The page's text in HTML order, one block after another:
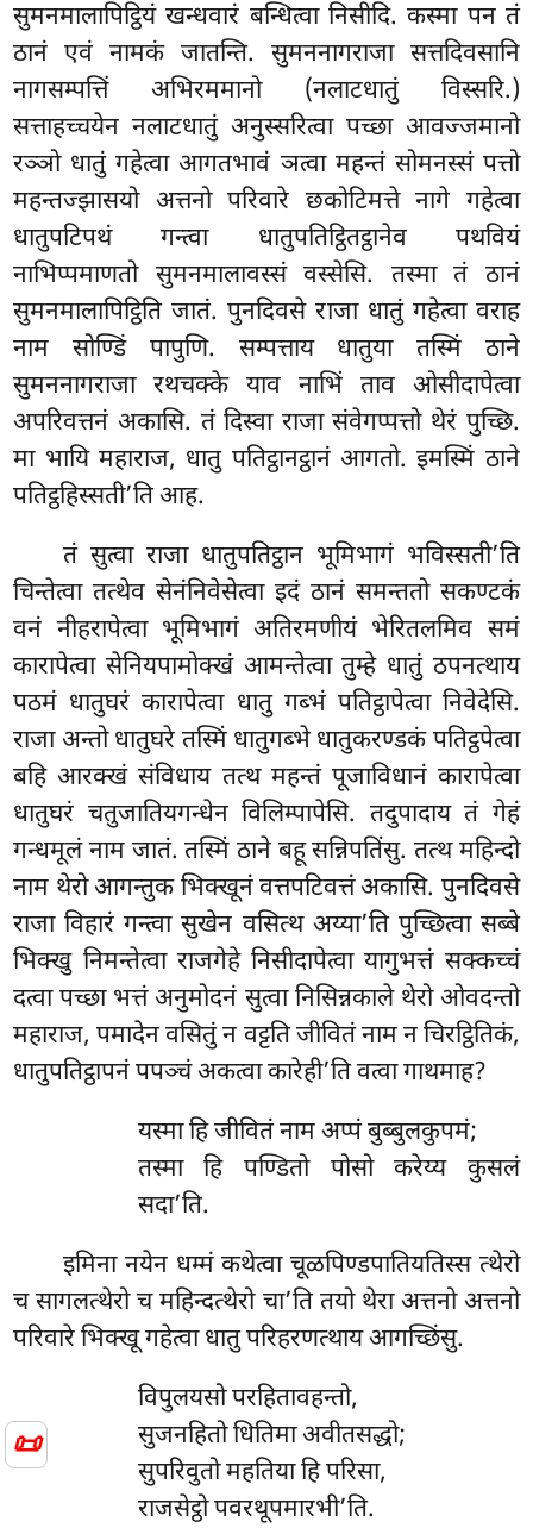
📜
सुमनमालापिट्ठियं खन्धवारं बन्धित्वा निसीदि. कस्मा पन तं
ठानं एवं नामकं जातन्ति. सुमननागराजा सत्तदिवसानि
नागसम्पत्तिं अभिरममानो (नलाटधातुं विस्सरि.)
सत्ताहच्चयेन नलाटधातुं अनुस्सरित्वा पच्छा आवज्जमानो
रञ्ञो धातुं गहेत्वा आगतभावं ञत्वा महन्तं सोमनस्सं पत्तो
महन्तज्झासयो अत्तनो परिवारे छकोटिमत्ते नागे गहेत्वा
धातुपटिपथं गन्त्वा धातुपतिट्ठितट्ठानेव पथवियं
नाभिप्पमाणतो सुमनमालावस्सं वस्सेसि. तस्मा तं ठानं
सुमनमालापिट्ठिति जातं. पुनदिवसे राजा धातुं गहेत्वा वराह
नाम सोण्डिं पापुणि. सम्पत्ताय धातुया तस्मिं ठाने
सुमननागराजा रथचक्के याव नाभिं ताव ओसीदापेत्वा
अपरिवत्तनं अकासि. तं दिस्वा राजा संवेगप्पत्तो थेरं पुच्छि.
मा भायि महाराज, धातु पतिट्ठानट्ठानं आगतो. इमस्मिं ठाने
पतिट्ठहिस्सती’ति आह.
तं सुत्वा राजा धातुपतिट्ठान भूमिभागं भविस्सती’ति
चिन्तेत्वा तत्थेव सेनंनिवेसेत्वा इदं ठानं समन्ततो सकण्टकं
वनं नीहरापेत्वा भूमिभागं अतिरमणीयं भेरितलमिव समं
कारापेत्वा सेनियपामोक्खं आमन्तेत्वा तुम्हे धातुं ठपनत्थाय
पठमं धातुघरं कारापेत्वा धातु गब्भं पतिट्ठापेत्वा निवेदेसि.
राजा अन्तो धातुघरे तस्मिं धातुगब्भे धातुकरण्डकं पतिट्ठपेत्वा
बहि आरक्खं संविधाय तत्थ महन्तं पूजाविधानं कारापेत्वा
धातुघरं चतुजातियगन्धेन विलिम्पापेसि. तदुपादाय तं गेहं
गन्धमूलं नाम जातं. तस्मिं ठाने बहू सन्निपतिंसु. तत्थ महिन्दो
नाम थेरो आगन्तुक भिक्खूनं वत्तपटिवत्तं अकासि. पुनदिवसे
राजा विहारं गन्त्वा सुखेन वसित्थ अय्या’ति पुच्छित्वा सब्बे
भिक्खु निमन्तेत्वा राजगेहे निसीदापेत्वा यागुभत्तं सक्कच्चं
दत्वा पच्छा भत्तं अनुमोदनं सुत्वा निसिन्नकाले थेरो ओवदन्तो
महाराज, पमादेन वसितुं न वट्टति जीवितं नाम न चिरट्ठितिकं,
धातुपतिट्ठापनं पपञ्चं अकत्वा कारेही’ति वत्वा गाथमाह?
यस्मा हि जीवितं नाम अप्पं बुब्बुलकुपमं;
तस्मा हि पण्डितो पोसो करेय्य कुसलं
सदा’ति.
इमिना नयेन धम्मं कथेत्वा चूळपिण्डपातियतिस्स त्थेरो
च सागलत्थेरो च महिन्दत्थेरो चा’ति तयो थेरा अत्तनो अत्तनो
परिवारे भिक्खू गहेत्वा धातु परिहरणत्थाय आगच्छिंसु.
विपुलयसो परहितावहन्तो,
सुजनहितो धितिमा अवीतसद्धो;
सुपरिवुतो महतिया हि परिसा,
राजसेट्ठो पवरथूपमारभी’ति.